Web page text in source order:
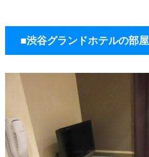
■渋谷グランドホテルの部屋